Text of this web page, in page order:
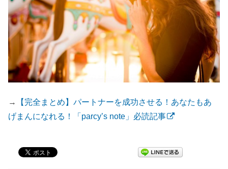
→
【完全まとめ】パートナーを成功させる！あなたもあ
げまんになれる！「parcy’s note」必読記事